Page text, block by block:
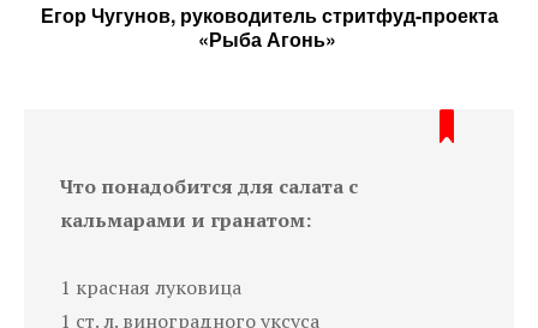
Егор Чугунов, руководитель стритфуд-проекта
«Рыба Агонь»
Что понадобится для салата с
кальмарами и гранатом:
1 красная луковица
1 ст. л. виноградного уксуса